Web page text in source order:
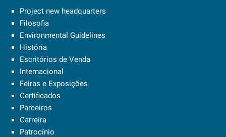
Project new headquarters
Filosofia
Environmental Guidelines
História
Escritórios de Venda
Internacional
Feiras e Exposições
Certificados
Parceiros
Carreira
Patrocínio